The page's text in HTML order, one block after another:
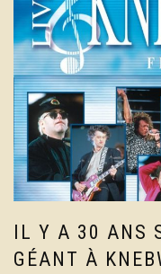
IL Y A 30 ANS
GÉANT À